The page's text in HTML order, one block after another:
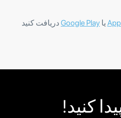
یا Google Play دریافت کنید
کنید!